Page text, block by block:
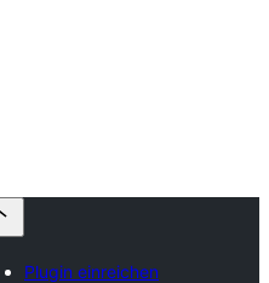
Plugin einreichen